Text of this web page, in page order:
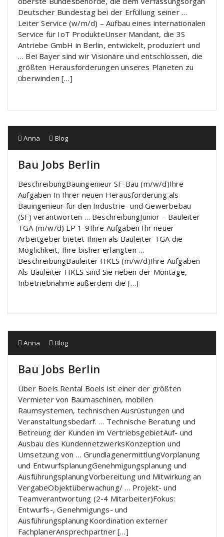
Deutscher Bundestag bei der Erfüllung seiner …
Leiter Service (w/m/d) – Aufbau eines internationalen
Service für IoT ProdukteUnser Mandant, die 3S
Antriebe GmbH in Berlin, entwickelt, produziert und
… Bei Bayer sind wir Visionäre und entschlossen, die
größten Herausforderungen unseres Planeten zu
überwinden […]
Anna Blog
Bau Jobs Berlin
BeschreibungBauingenieur SF-Bau (m/w/d)Ihre
Aufgaben In Ihrer neuen Herausforderung als
Bauingenieur für den Industrie- und Gewerbebau
(SF) verantworten … BeschreibungJunior – Bauleiter
TGA (m/w/d) LP 1-9Ihre Aufgaben Ihr neuer
Arbeitgeber bietet Ihnen als Bauleiter TGA die
Möglichkeit, Ihre bisher erlangten …
BeschreibungBauleiter HKLS (m/w/d)Ihre Aufgaben
Als Bauleiter HKLS sind Sie neben der Montage,
Inbetriebnahme außerdem die […]
Anna Blog
Bau Jobs Berlin
Über Boels Rental Boels ist einer der größten
Vermieter von Baumaschinen, mobilen
Raumsystemen, technischen Ausrüstungen und
Veranstaltungsbedarf. … Technische Beratung und
Betreung der Kunden im VertriebsgebietAuf- und
Ausbau des KundennetzwerksKonzeption und
Umsetzung von … GrundlagenermittlungVorplanung
und EntwurfsplanungGenehmigungsplanung und
AusführungsplanungVorbereitung und Mitwirkung an
VergabeObjektüberwachung/ … Projekt- und
Teamverantwortung (2-4 Mitarbeiter)Fokus:
Entwurfs-, Genehmigungs- und
AusführungsplanungKoordination externer
FachplanerAnsprechpartner […]